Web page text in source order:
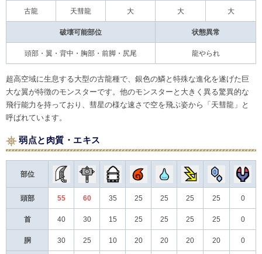
古龍 天彗龍 大 大 大
破壊可能部位 状態異常
頭部・翼・背中・胸部・前脚・尻尾 龍やられ
超高空域に生息する大型の古龍種で、銀色の鱗と特殊な進化を遂げた巨
大な翼が特徴のモンスターです。他のモンスターと大きく異る驚異的な
飛行能力を持っており、彗星の様な速さで空を飛ぶ姿から「天彗龍」と
呼ばれています。
弱点と肉質・エキス
部位
頭部 55 60 35 25 25 25 25 0
首 40 30 15 25 25 25 25 0
胴 30 25 10 20 20 20 20 0